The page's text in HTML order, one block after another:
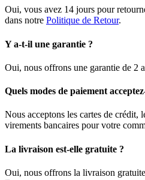
Oui, vous avez 14 jours pour
dans notre Politique de Retour.
Y a-t-il une garantie ?
Oui, nous offrons une garantie de 2
Quels modes de paiement
Nous acceptons les cartes de crédit,
virements bancaires pour votre
La livraison est-elle gratuite ?
Oui, nous offrons la livraison